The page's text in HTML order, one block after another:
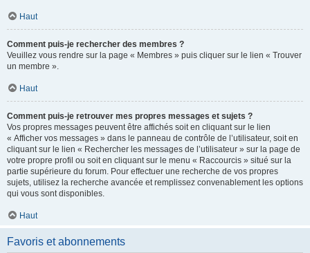
Haut
Comment puis-je rechercher des membres ?
Veuillez vous rendre sur la page « Membres » puis cliquer sur le lien « Trouver
un membre ».
Haut
Comment puis-je retrouver mes propres messages et sujets ?
Vos propres messages peuvent être affichés soit en cliquant sur le lien
« Afficher vos messages » dans le panneau de contrôle de l’utilisateur, soit en
cliquant sur le lien « Rechercher les messages de l’utilisateur » sur la page de
votre propre profil ou soit en cliquant sur le menu « Raccourcis » situé sur la
partie supérieure du forum. Pour effectuer une recherche de vos propres
sujets, utilisez la recherche avancée et remplissez convenablement les options
qui vous sont disponibles.
Haut
Favoris et abonnements